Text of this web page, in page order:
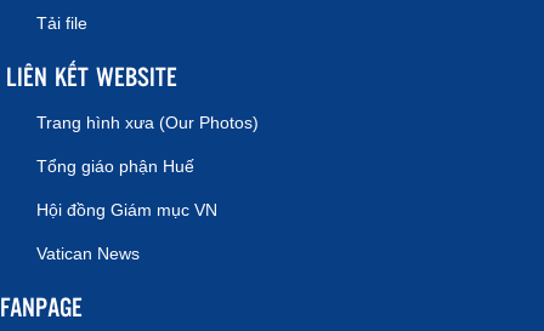
Tải file
LIÊN KẾT WEBSITE
Trang hình xưa (Our Photos)
Tổng giáo phận Huế
Hội đồng Giám mục VN
Vatican News
FANPAGE